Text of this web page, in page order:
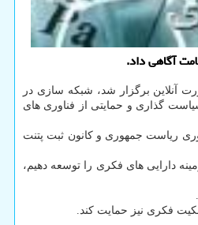
آگاهی داد.
آنلاین برگزار شد، شبکه سازی در
گذاری و حمایتی از فناوری های
ریاست جمهوری و کانون ثبت پتنت
دارایی های فکری را توسعه دهیم،
فکری نیز حمایت کند.